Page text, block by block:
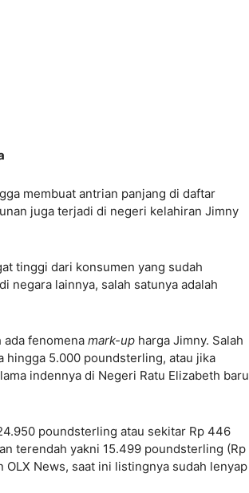
membuat antrian panjang di daftar
juga terjadi di negeri kelahiran Jimny
tinggi dari konsumen yang sudah
negara lainnya, salah satunya adalah
ada fenomena mark-up harga Jimny. Salah
hingga 5.000 poundsterling, atau jika
indennya di Negeri Ratu Elizabeth baru
poundsterling atau sekitar Rp 446
terendah yakni 15.499 poundsterling (Rp
News, saat ini listingnya sudah lenyap